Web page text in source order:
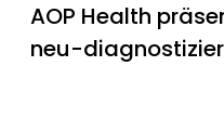
AOP Health
neu-